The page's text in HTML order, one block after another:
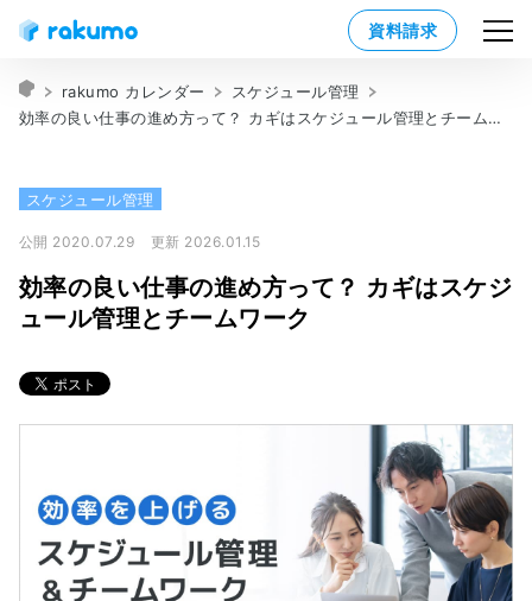
資料請求
rakumo カレンダー
スケジュール管理
効率の良い仕事の進め方って？ カギはスケジュール管理とチームワーク
スケジュール管理
公開 2020.07.29 更新 2026.01.15
効率の良い仕事の進め方って？ カギはスケジ
ュール管理とチームワーク